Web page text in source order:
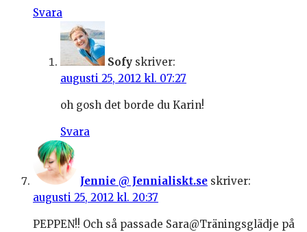
Svara
Sofy skriver:
augusti 25, 2012 kl. 07:27
oh gosh det borde du Karin!
Svara
Jennie @ Jennialiskt.se skriver:
augusti 25, 2012 kl. 20:37
PEPPEN!! Och så passade Sara@Träningsglädje på